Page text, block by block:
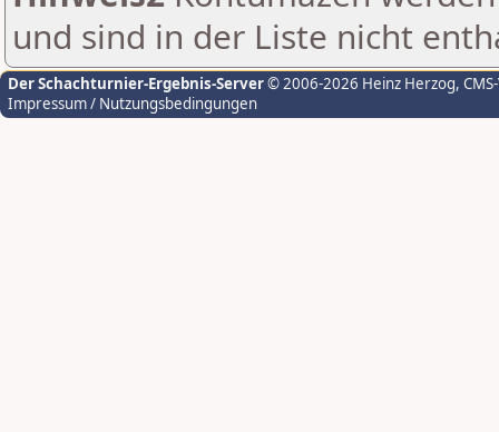
und sind in der Liste nicht
Der Schachturnier-Ergebnis-Server© 2006-2026 Heinz Herzog,
Impressum / Nutzungsbedingungen